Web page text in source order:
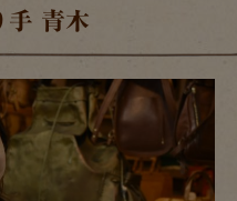
手 青木